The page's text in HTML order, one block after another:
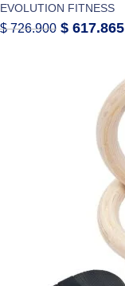
EVOLUTION FITNESS
$726.900 $ 617.865